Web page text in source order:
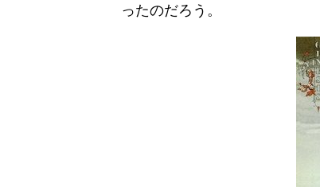
ったのだろう。